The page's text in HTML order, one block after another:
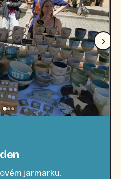
›
jarmarku.